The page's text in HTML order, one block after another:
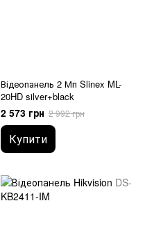
Відеопанель 2 Мп Slinex ML-
20HD silver+black
2 573 грн 2 992 грн
Купити